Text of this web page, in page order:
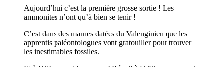
Aujourd’hui c’est la première grosse sortie ! Les
ammonites n’ont qu’à bien se tenir !
C’est dans des marnes datées du Valenginien que les
apprentis paléontologues vont gratouiller pour trouver
les inestimables fossiles.